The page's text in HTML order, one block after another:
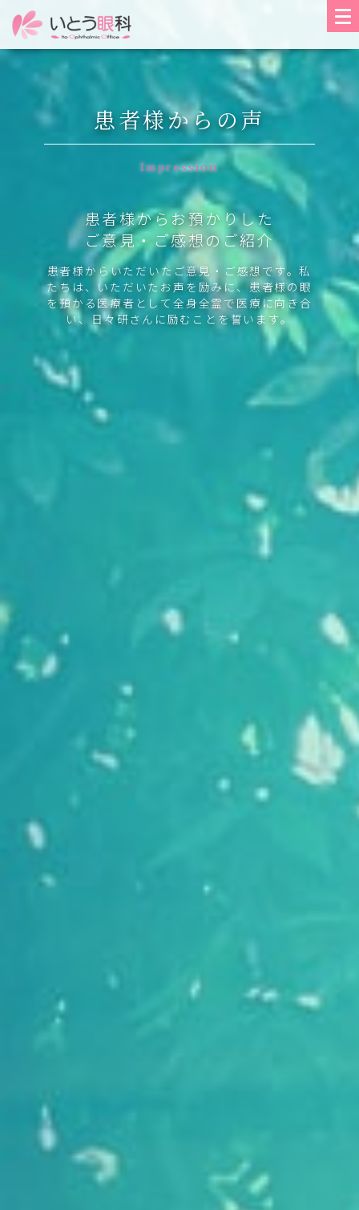
患者様からの声
Impression
患者様からお預かりした
ご意見・ご感想のご紹介
患者様からいただいたご意見・ご感想です。私
たちは、いただいたお声を励みに、患者様の眼
を預かる医療者として全身全霊で医療に向き合
い、日々研さんに励むことを誓います。